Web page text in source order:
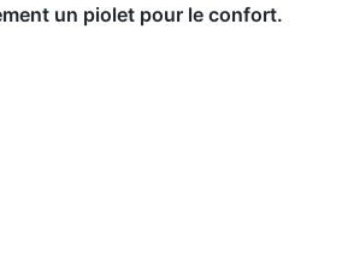
un piolet pour le confort.